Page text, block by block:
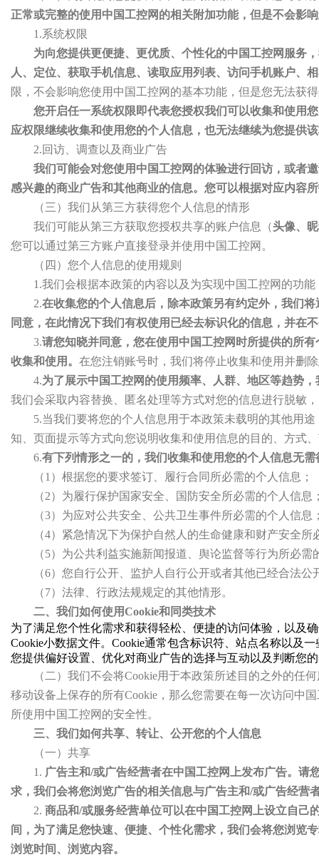
正常或完整的使用中国工控网的相关附加功能，但是不会影
1.系统权限
为向您提供更便捷、更优质、个性化的中国工控网服务
人、定位、获取手机信息、读取应用列表、访问手机账户、
限，不会影响您使用中国工控网的基本功能，但是您无法获
您开启任一系统权限即代表您授权我们可以收集和使用
应权限继续收集和使用您的个人信息，也无法继续为您提供
2.回访、调查以及商业广告
我们可能会对您使用中国工控网的体验进行回访，或者
感兴趣的商业广告和其他商业的信息。您可以根据对应内容
（三）我们从第三方获得您个人信息的情形
我们可能从第三方获取您授权共享的账户信息（头像、
您可以通过第三方账户直接登录并使用中国工控网。
（四）您个人信息的使用规则
1.我们会根据本政策的内容以及为实现中国工控网的功
2.在收集您的个人信息后，除本政策另有约定外，我们
同意，在此情况下我们有权使用已经去标识化的信息，并在
3.请您知晓并同意，您在使用中国工控网时所提供的所
收集和使用。 在您注销账号时，我们将停止收集和使用并删
4.为了展示中国工控网的使用频率、人群、地区等趋势
我们会采取内容替换、匿名处理等方式对您的信息进行脱敏
5.当我们要将您的个人信息用于本政策未载明的其他用
知、页面提示等方式向您说明收集和使用信息的目的、方式
6.有下列情形之一的，我们收集和使用您的个人信息无需
（1）根据您的要求签订、履行合同所必需的个人信息；
（2）为履行保护国家安全、国防安全所必需的个人信息
（3）为应对公共安全、公共卫生事件所必需的个人信息
（4）紧急情况下为保护自然人的生命健康和财产安全所
（5）为公共利益实施新闻报道、舆论监督等行为所必需
（6）您自行公开、监护人自行公开或者其他已经合法公
（7）法律、行政法规规定的其他情形。
二、我们如何使用Cookie和同类技术
为了满足您个性化需求和获得轻松、便捷的访问体验，以及
Cookie小数据文件。Cookie通常包含标识符、站点名称以及
您提供偏好设置、优化对商业广告的选择与互动以及判断您
（二）我们不会将Cookie用于本政策所述目的之外的任
移动设备上保存的所有Cookie，那么您需要在每一次访问中
所使用中国工控网的安全性。
三、我们如何共享、转让、公开您的个人信息
（一）共享
1. 广告主和/或广告经营者在中国工控网上发布广告。
求，我们会将您浏览广告的相关信息与广告主和/或广告经营
2. 商品和/或服务经营单位可以在中国工控网上设立自己
间，为了满足您快速、便捷、个性化需求，我们会将您浏览
浏览时间、浏览内容。